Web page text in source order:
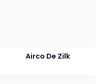
Airco De Zilk